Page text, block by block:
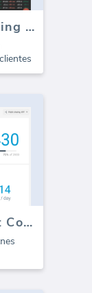
Plantilla de Email Marketing de MailChimp para agencias (Informe)
Rendimiento de Constant Contact